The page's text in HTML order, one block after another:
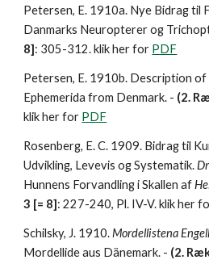
Petersen, E. 1910a. Nye Bidrag til
Danmarks Neuropterer og
8]: 305-312. klik her for PDF
Petersen, E. 1910b. Description of
Ephemerida from Denmark. - (2.
klik her for PDF
Rosenberg, E. C. 1909. Bidrag til
Udvikling, Levevis og Systematik.
Hunnens Forvandling i Skallen af
3 [= 8]: 227-240, Pl. IV-V. klik her
Schilsky, J. 1910. Mordellistena
Mordellide aus Dänemark. - (2.